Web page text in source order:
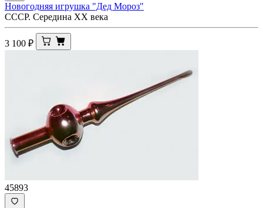
Новогодняя игрушка "Дед Мороз"
СССР. Середина ХХ века
3 100 ₽
45893